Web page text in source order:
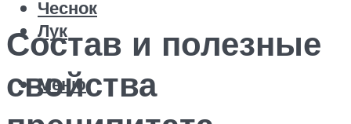
Чеснок
Лук
Меню
Состав и полезные
свойства